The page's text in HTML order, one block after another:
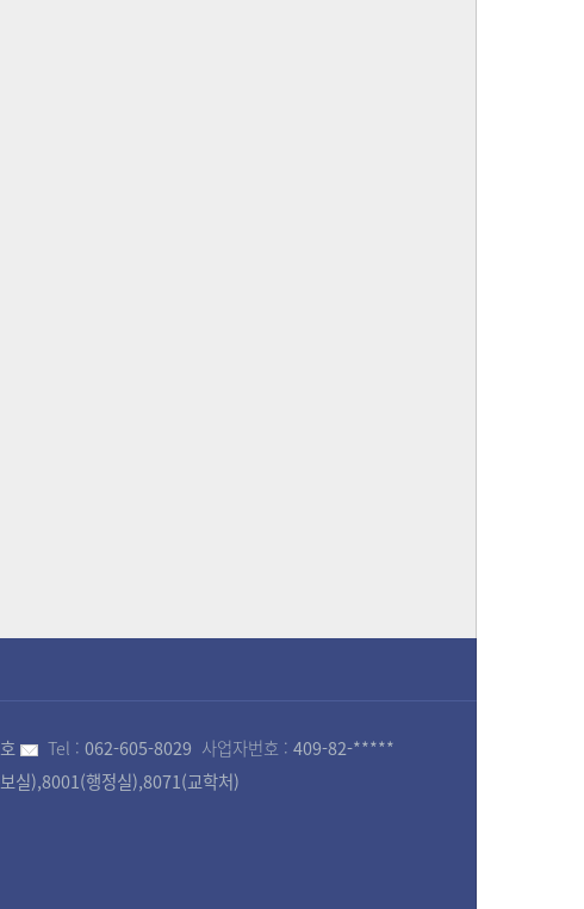
Tel : 062-605-8029 사업자번호 : 409-82-*****
실),8001(행정실),8071(교학처)